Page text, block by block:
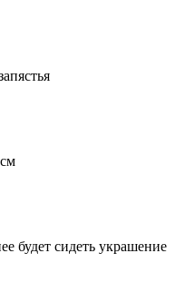
будет сидеть украшение